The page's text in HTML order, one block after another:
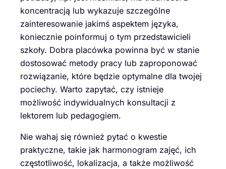
koncentracją lub wykazuje szczególne
zainteresowanie jakimś aspektem języka,
koniecznie poinformuj o tym przedstawicieli
szkoły. Dobra placówka powinna być w stanie
dostosować metody pracy lub zaproponować
rozwiązanie, które będzie optymalne dla twojej
pociechy. Warto zapytać, czy istnieje
możliwość indywidualnych konsultacji z
lektorem lub pedagogiem.
Nie wahaj się również pytać o kwestie
praktyczne, takie jak harmonogram zajęć, ich
częstotliwość, lokalizacja, a także możliwość